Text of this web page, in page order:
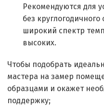
Рекомендуются для
без
широкий спектр
высоких.
Чтобы подобрать
мастера на замер
образцами и окажет
поддержку;